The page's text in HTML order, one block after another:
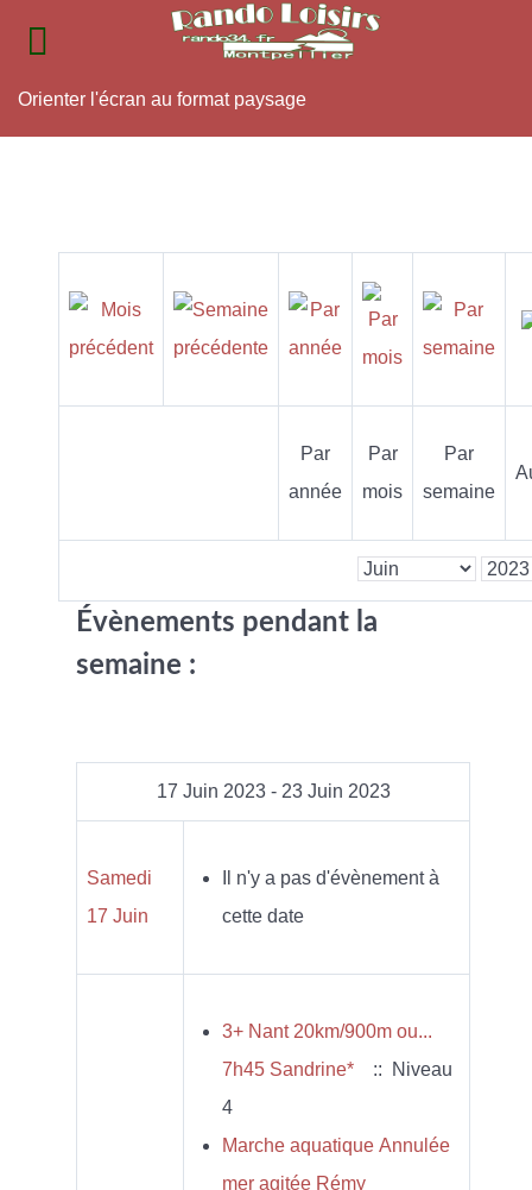
Orienter l'écran au format paysage
Par
année
Par
mois
Par
semaine
Évènements pendant la
semaine :
17 Juin 2023 - 23 Juin 2023
Samedi
17 Juin
Il n'y a pas d'évènement à
cette date
3+ Nant 20km/900m ou...
7h45 Sandrine*
:: Niveau
4
Marche aquatique Annulée
mer agitée Rémy